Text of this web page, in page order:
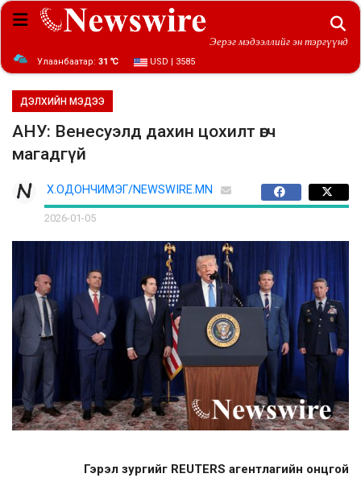
Эерэг мэдээллийг эн тэргүүнд
Улаанбаатар: 31 ℃ USD | 3585
ДЭЛХИЙН МЭДЭЭ
АНУ: Венесуэлд дахин цохилт өгч
магадгүй
Х.ОДОНЧИМЭГ/NEWSWIRE.MN
2026-01-05
Гэрэл зургийг REUTERS агентлагийн онцгой